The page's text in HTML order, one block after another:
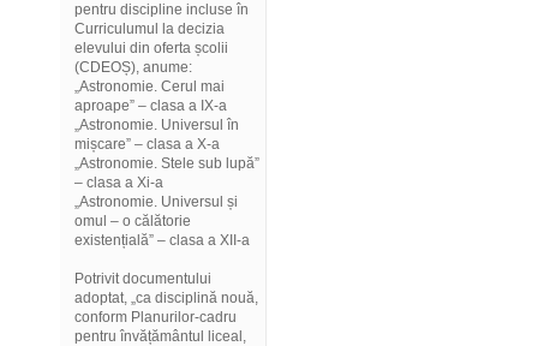
pentru discipline incluse în
Curriculumul la decizia
elevului din oferta școlii
(CDEOȘ), anume:
„Astronomie. Cerul mai
aproape” – clasa a IX-a
„Astronomie. Universul în
mișcare” – clasa a X-a
„Astronomie. Stele sub lupă”
– clasa a Xi-a
„Astronomie. Universul și
omul – o călătorie
existențială” – clasa a XII-a
Potrivit documentului
adoptat, „ca disciplină nouă,
conform Planurilor-cadru
pentru învățământul liceal,